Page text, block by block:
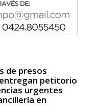
de presos
petitorio
urgentes
en